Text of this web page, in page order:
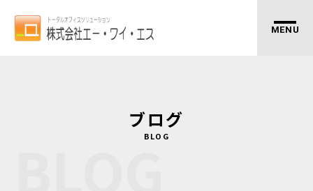
ブログ
BLOG